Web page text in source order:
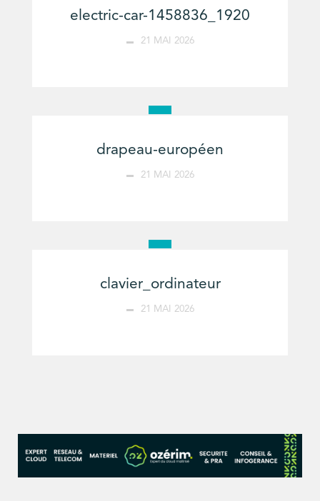
electric-car-1458836_1920
21 MAI 2026
drapeau-européen
21 MAI 2026
clavier_ordinateur
21 MAI 2026